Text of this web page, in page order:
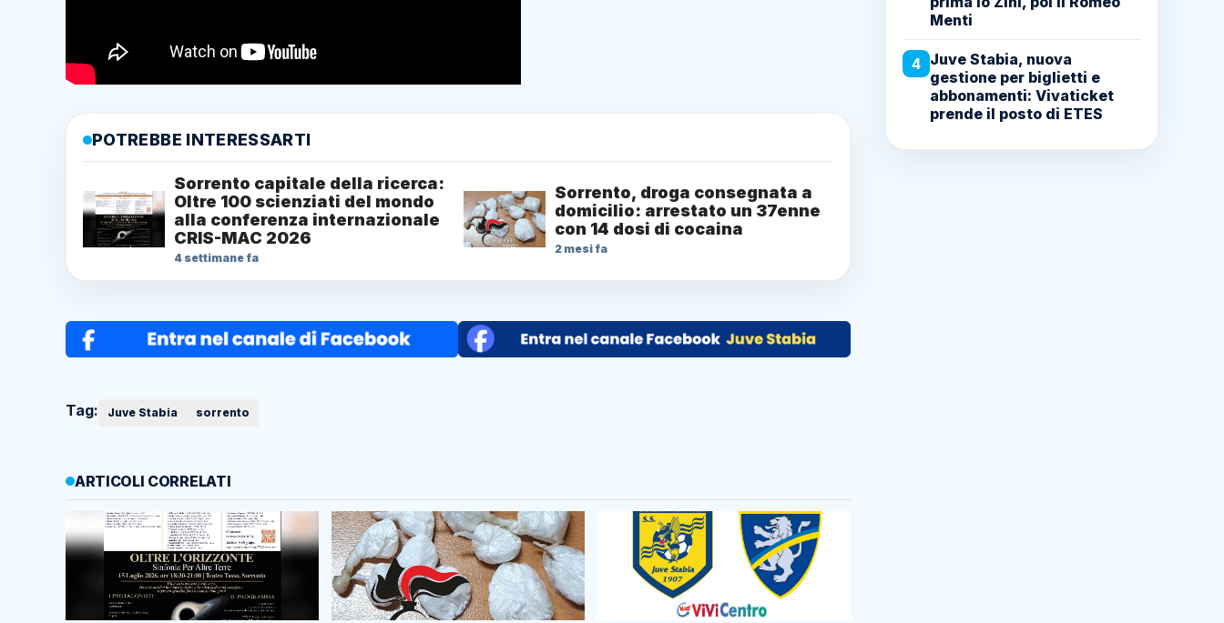
POTREBBE INTERESSARTI
Sorrento capitale della ricerca:
Oltre 100 scienziati del mondo
alla conferenza internazionale
CRIS-MAC 2026
4 settimane fa
Sorrento, droga consegnata a
domicilio: arrestato un 37enne
con 14 dosi di cocaina
2 mesi fa
Tag: Juve Stabia sorrento
ARTICOLI CORRELATI
Menti
4 Juve Stabia, nuova
gestione per biglietti e
abbonamenti: Vivaticket
prende il posto di ETES